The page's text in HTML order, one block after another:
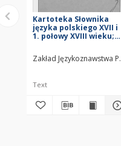
Kartoteka Słownika
języka polskiego XVII i
1. połowy XVIII wieku;
Zakład Językoznawstwa
Text